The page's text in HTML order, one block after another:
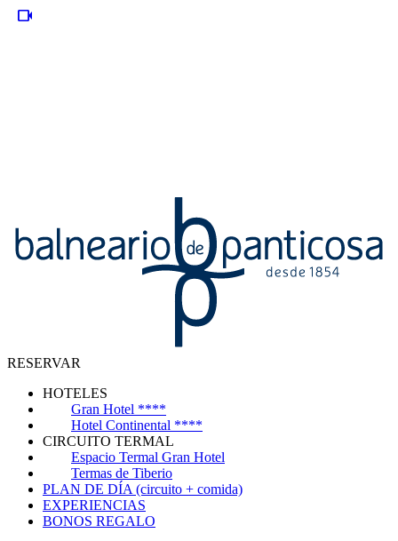
videocam
RESERVAR
HOTELES
Gran Hotel ****
Hotel Continental ****
CIRCUITO TERMAL
Espacio Termal Gran Hotel
Termas de Tiberio
PLAN DE DÍA (circuito + comida)
EXPERIENCIAS
BONOS REGALO